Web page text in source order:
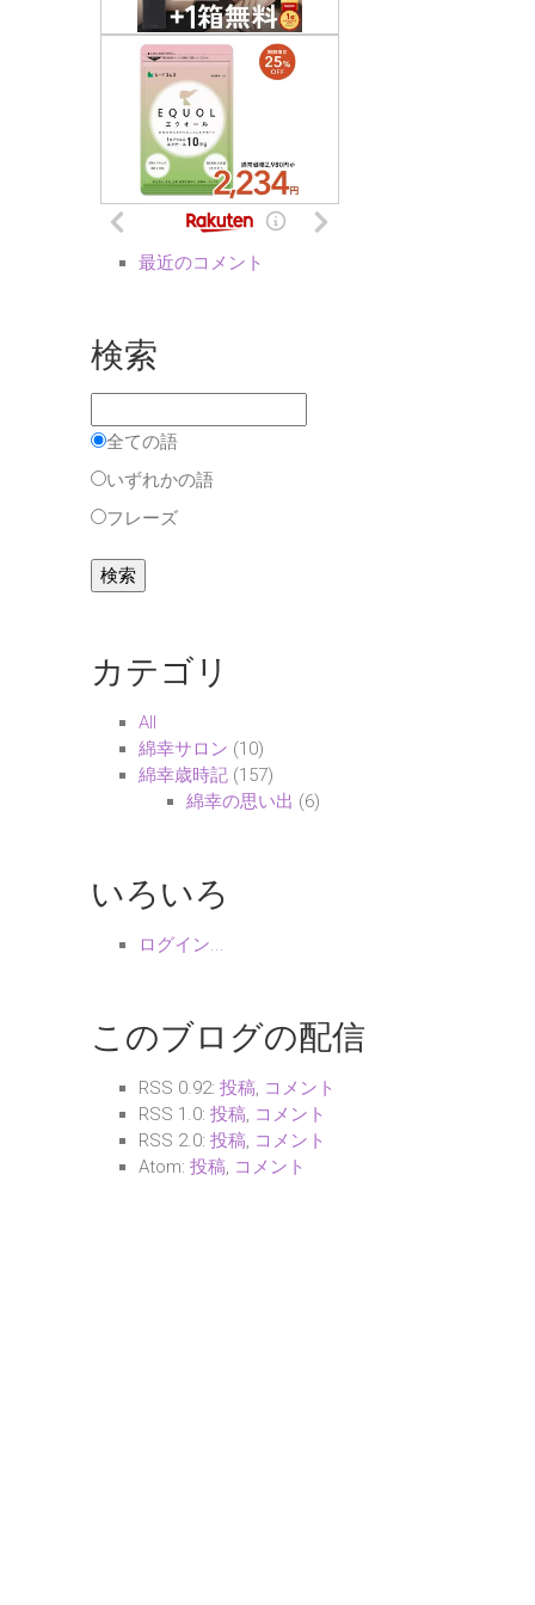
最近のコメント
検索
全ての語
いずれかの語
フレーズ
カテゴリ
All
綿幸サロン (10)
綿幸歳時記 (157)
綿幸の思い出 (6)
いろいろ
ログイン...
このブログの配信
RSS 0.92: 投稿, コメント
RSS 1.0: 投稿, コメント
RSS 2.0: 投稿, コメント
Atom: 投稿, コメント